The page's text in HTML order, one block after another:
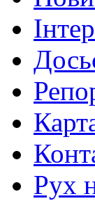
Рух